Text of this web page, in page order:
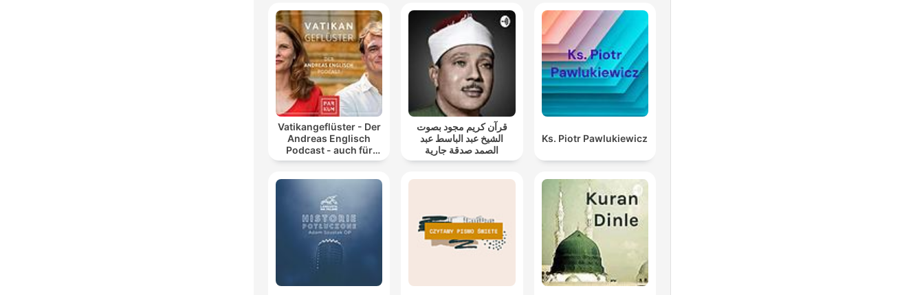
molestarlo.
Esa noche entendió que quizás sí lo protegían.
00:33:59 · El abuelo llega a esta conclusión tras observar huellas
pequeñas y extrañas alrededor de su caseta después de un
asalto.
al mirar hacia allá, el papá de Arnulfo aseguraría haber
visto parado ahí a un hombre enjuto, con la piel muy
tostada con un pantalón blanco que los veía fijamente,
al tiempo que se alejaban.
00:36:28 · Se describe una presencia misteriosa que observa a
la familia mientras regresan de dejar el idolito en la selva.
Vatikangeflüster - Der
Andreas Englisch
Podcast - auch für
Atheisten
قرآن كريم مجود بصوت
الشيخ عبد الباسط عبد
الصمد صدقة جارية
Ks. Piotr Pawlukiewicz